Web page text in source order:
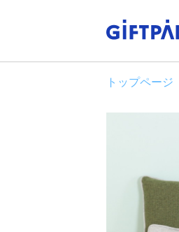
トップページ